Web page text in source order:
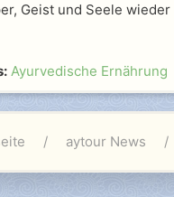
Geist und Seele
Ayurvedische Ernährung
aytour News